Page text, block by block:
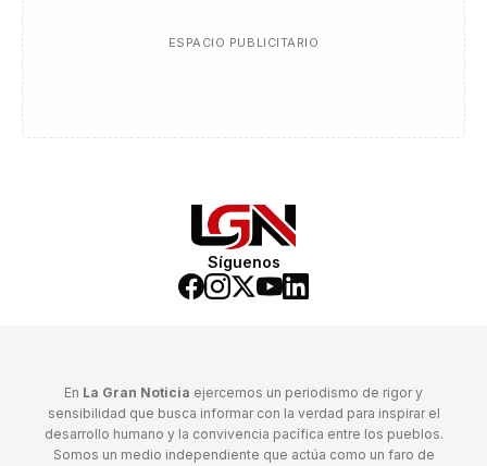
ESPACIO PUBLICITARIO
Síguenos
En La Gran Noticia ejercemos un periodismo de rigor y
sensibilidad que busca informar con la verdad para inspirar el
desarrollo humano y la convivencia pacífica entre los pueblos.
Somos un medio independiente que actúa como un faro de